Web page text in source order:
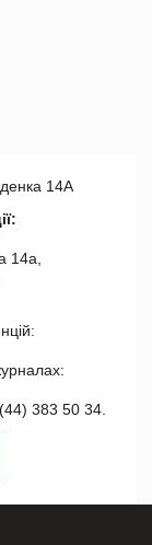
14А
14а,
383 50 34.